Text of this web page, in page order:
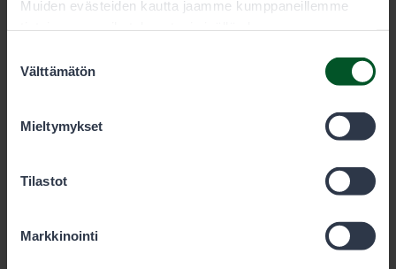
Muiden evästeiden kautta jaamme kumppaneillemme
tietoihin, joita olet antanut heille tai joita on kerätty, kun
olet käyttänyt heidän palvelujaan. Voit sallia haluamasi
valinta
Välttämätön
Mieltymykset
Tilastot
Markkinointi
PL 80 (Opastinsilta 12 C)
00521Helsinki
Eräluvat
eraluvat@metsa.fi
+358 20 69 2424